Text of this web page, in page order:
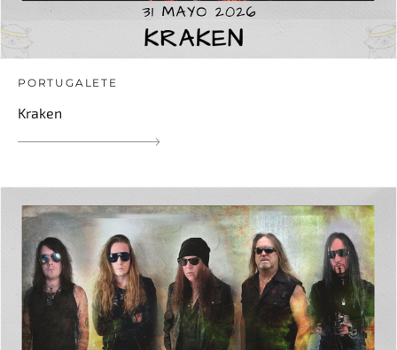
PORTUGALETE
Kraken